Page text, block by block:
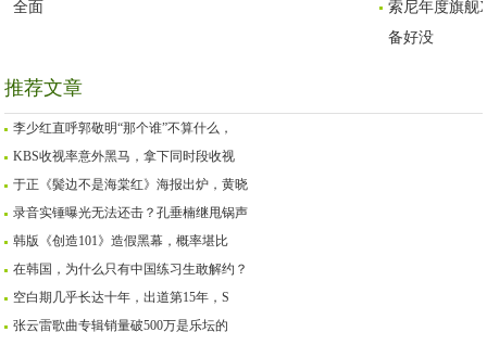
全面
索尼年度旗舰
备好没
推荐文章
李少红直呼郭敬明“那个谁”不算什么，
KBS收视率意外黑马，拿下同时段收视
于正《鬓边不是海棠红》海报出炉，黄晓
录音实锤曝光无法还击？孔垂楠继甩锅声
韩版《创造101》造假黑幕，概率堪比
在韩国，为什么只有中国练习生敢解约？
空白期几乎长达十年，出道第15年，S
张云雷歌曲专辑销量破500万是乐坛的